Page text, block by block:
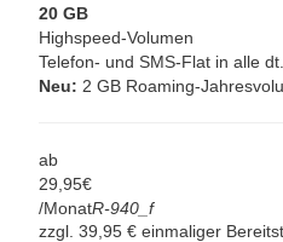
20 GB
Highspeed-Volumen
Telefon- und SMS-Flat in alle
Neu: 2 GB Roaming-
ab
29, 95€
/MonatR-940_f
zzgl. 39,95 € einmaliger